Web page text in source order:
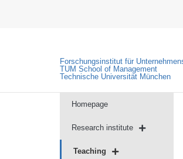
Forschungsinstitut für
TUM School of Management
Technische Universität München
Homepage
Research institute
Teaching